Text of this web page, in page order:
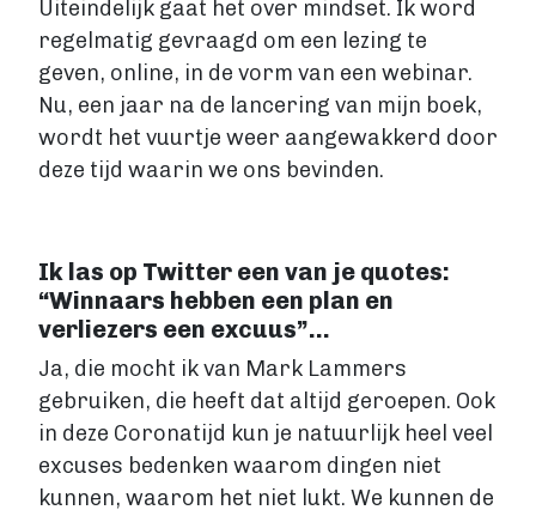
Uiteindelijk gaat het over mindset. Ik word
regelmatig gevraagd om een lezing te
geven, online, in de vorm van een webinar.
Nu, een jaar na de lancering van mijn boek,
wordt het vuurtje weer aangewakkerd door
deze tijd waarin we ons bevinden.
Ik las op Twitter een van je quotes:
“Winnaars hebben een plan en
verliezers een excuus”…
Ja, die mocht ik van Mark Lammers
gebruiken, die heeft dat altijd geroepen. Ook
in deze Coronatijd kun je natuurlijk heel veel
excuses bedenken waarom dingen niet
kunnen, waarom het niet lukt. We kunnen de